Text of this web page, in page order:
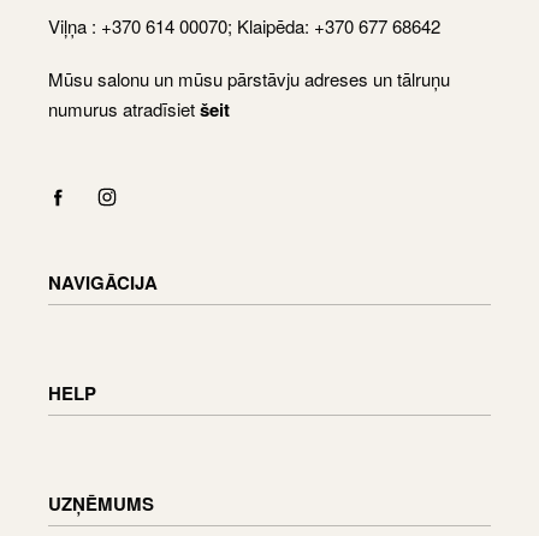
Viļņa : +370 614 00070; Klaipēda: +370 677 68642
Mūsu salonu un mūsu pārstāvju adreses un tālruņu
numurus atradīsietšeit
NAVIGĀCIJA
Cart
HELP
Pasūtījuma statuss
UZŅĒMUMS